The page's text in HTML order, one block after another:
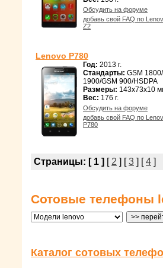
Обсудить на форуме
добавь свой FAQ по
Z2
Lenovo P780
Год: 2013 г.
Стандарты: GSM
1900/GSM 900/HSDPA
Размеры: 143x73x10
Вес: 176 г.
Обсудить на форуме
добавь свой FAQ по
P780
Страницы: [ 1 ] [ 2 ] [3 ] [4 ]
Сотовые телефоны
Каталог сотовых